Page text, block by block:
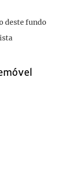
02-24
deste fundo